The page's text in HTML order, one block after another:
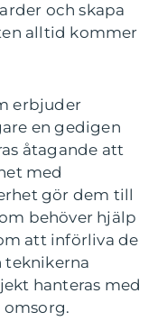
och skapa
alltid kommer
erbjuder
en gedigen
åtagande att
med
gör dem till
behöver hjälp
att införliva de
teknikerna
hanteras med